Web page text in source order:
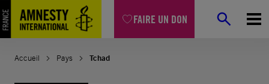
FAIRE UN DON
Aller
au
contenu
Accueil Pays Tchad